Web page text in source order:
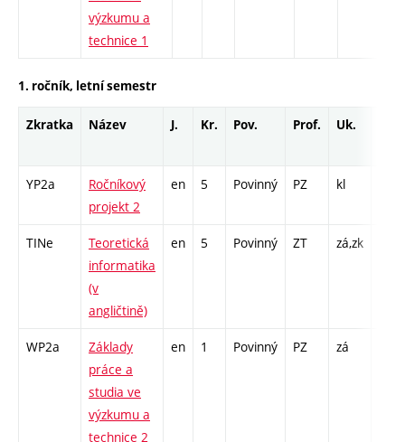
výzkumu a
technice 1
1. ročník, letní semestr
Zkratka Název J. Kr. Pov. Prof. Uk.
YP2a
Ročníkový
projekt 2
en 5 Povinný PZ kl
TINe
Teoretická
informatika
(v
angličtině)
en 5 Povinný ZT zá,zk
WP2a
Základy
práce a
studia ve
výzkumu a
technice 2
en 1 Povinný PZ zá